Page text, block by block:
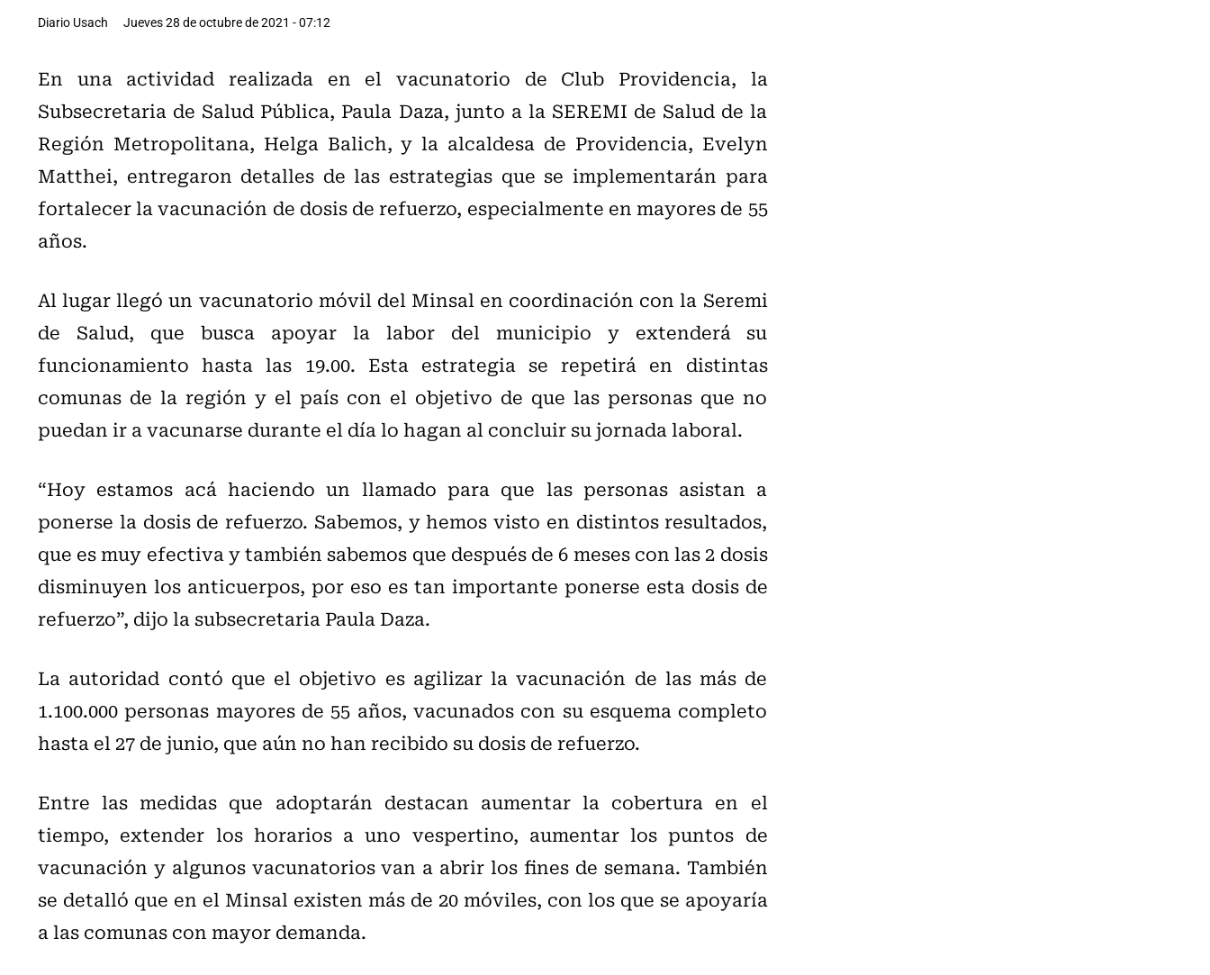
Diario Usach Jueves 28 de octubre de 2021 - 07:12
En una actividad realizada en el vacunatorio de Club Providencia, la
Subsecretaria de Salud Pública, Paula Daza, junto a la SEREMI de Salud de la
Región Metropolitana, Helga Balich, y la alcaldesa de Providencia, Evelyn
Matthei, entregaron detalles de las estrategias que se implementarán para
fortalecer la vacunación de dosis de refuerzo, especialmente en mayores de 55
años.
Al lugar llegó un vacunatorio móvil del Minsal en coordinación con la Seremi
de Salud, que busca apoyar la labor del municipio y extenderá su
funcionamiento hasta las 19.00. Esta estrategia se repetirá en distintas
comunas de la región y el país con el objetivo de que las personas que no
puedan ir a vacunarse durante el día lo hagan al concluir su jornada laboral.
“Hoy estamos acá haciendo un llamado para que las personas asistan a
ponerse la dosis de refuerzo. Sabemos, y hemos visto en distintos resultados,
que es muy efectiva y también sabemos que después de 6 meses con las 2 dosis
disminuyen los anticuerpos, por eso es tan importante ponerse esta dosis de
refuerzo”, dijo la subsecretaria Paula Daza.
La autoridad contó que el objetivo es agilizar la vacunación de las más de
1.100.000 personas mayores de 55 años, vacunados con su esquema completo
hasta el 27 de junio, que aún no han recibido su dosis de refuerzo.
Entre las medidas que adoptarán destacan aumentar la cobertura en el
tiempo, extender los horarios a uno vespertino, aumentar los puntos de
vacunación y algunos vacunatorios van a abrir los fines de semana. También
se detalló que en el Minsal existen más de 20 móviles, con los que se apoyaría
a las comunas con mayor demanda.